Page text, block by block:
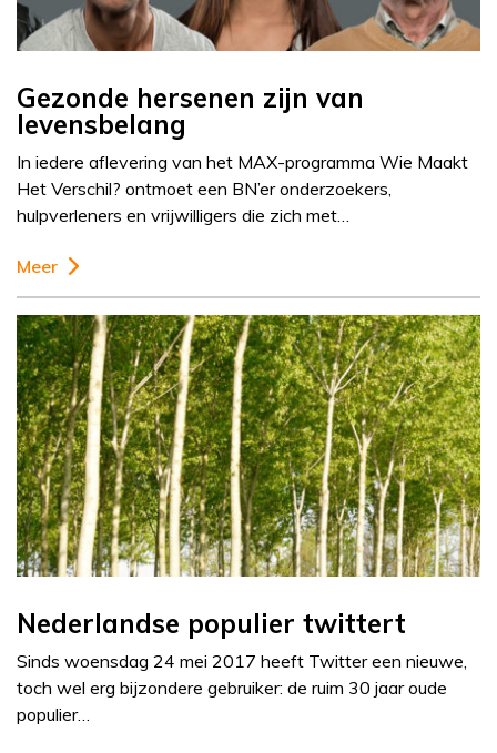
Gezonde hersenen zijn van
levensbelang
In iedere aflevering van het MAX-programma Wie Maakt
Het Verschil? ontmoet een BN’er onderzoekers,
hulpverleners en vrijwilligers die zich met…
Meer
Nederlandse populier twittert
Sinds woensdag 24 mei 2017 heeft Twitter een nieuwe,
toch wel erg bijzondere gebruiker: de ruim 30 jaar oude
populier…